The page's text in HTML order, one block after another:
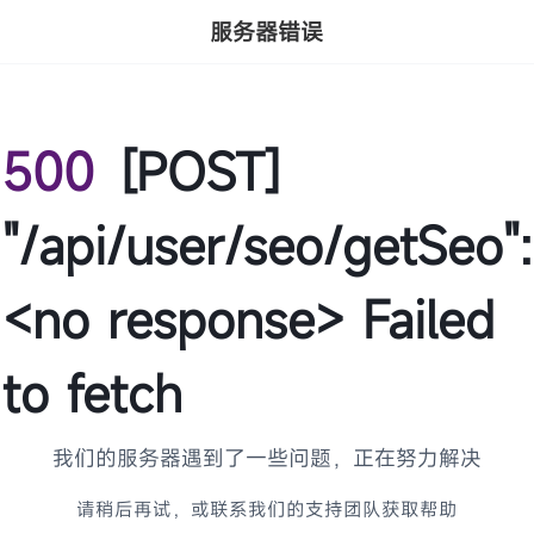
服务器错误
500 [POST]
"/api/user/seo/getSeo":
<no response> Failed
to fetch
我们的服务器遇到了一些问题，正在努力解决
请稍后再试，或联系我们的支持团队获取帮助